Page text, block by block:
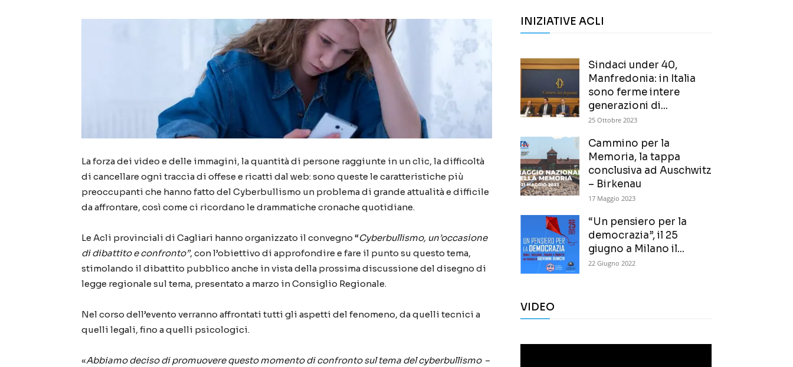
La forza dei video e delle immagini, la quantità di persone raggiunte in un clic, la difficoltà
di cancellare ogni traccia di offese e ricatti dal web: sono queste le caratteristiche più
preoccupanti che hanno fatto del Cyberbullismo un problema di grande attualità e difficile
da affrontare, così come ci ricordano le drammatiche cronache quotidiane.
Le Acli provinciali di Cagliari hanno organizzato il convegno “Cyberbullismo, un’occasione
di dibattito e confronto”, con l’obiettivo di approfondire e fare il punto su questo tema,
stimolando il dibattito pubblico anche in vista della prossima discussione del disegno di
legge regionale sul tema, presentato a marzo in Consiglio Regionale.
Nel corso dell’evento verranno affrontati tutti gli aspetti del fenomeno, da quelli tecnici a
quelli legali, fino a quelli psicologici.
«Abbiamo deciso di promuovere questo momento di confronto sul tema del cyberbullismo–
INIZIATIVE ACLI
Sindaci under 40,
Manfredonia: in Italia
sono ferme intere
generazioni di...
25 Ottobre 2023
Cammino per la
Memoria, la tappa
conclusiva ad Auschwitz
– Birkenau
17 Maggio 2023
“Un pensiero per la
democrazia”, il 25
giugno a Milano il...
22 Giugno 2022
VIDEO